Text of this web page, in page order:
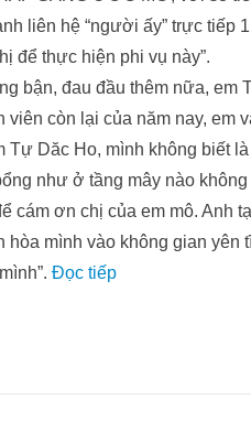
liên hệ “người ấy” trực tiếp
để thực hiện phi vụ này”.
bận, đau đầu thêm nữa, em
viên còn lại của năm nay, em
Tự Dăc Ho, mình không biết
như ở tầng mây nào
cám ơn chị của em mô. Anh
hòa mình vào không gian yên
Đọc tiếp